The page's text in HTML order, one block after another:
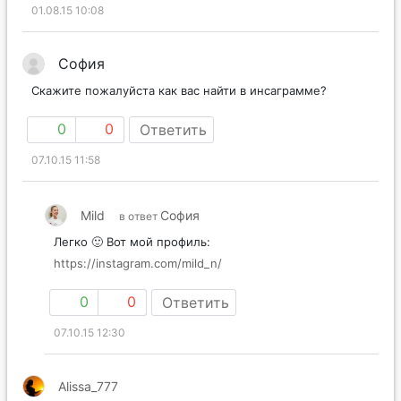
01.08.15 10:08
София
Скажите пожалуйста как вас найти в инсаграмме?
0 0 Ответить
07.10.15 11:58
Mild в ответ София
Легко 🙂 Вот мой профиль:
https://instagram.com/mild_n/
0 0 Ответить
07.10.15 12:30
Alissa_777